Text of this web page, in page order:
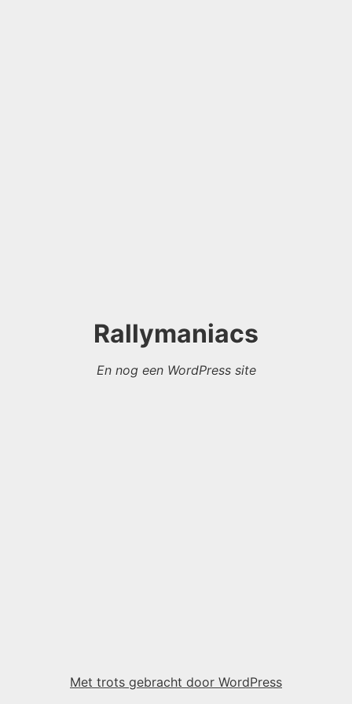
Rallymaniacs
En nog een WordPress site
Met trots gebracht door WordPress